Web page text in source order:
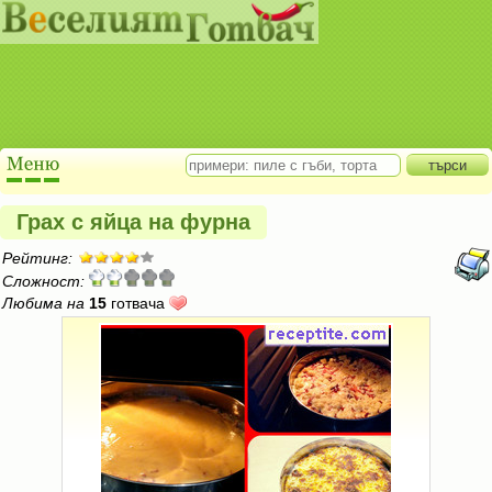
Грах с яйца на фурна
Рейтинг:
Сложност:
Любима на 15 готвача